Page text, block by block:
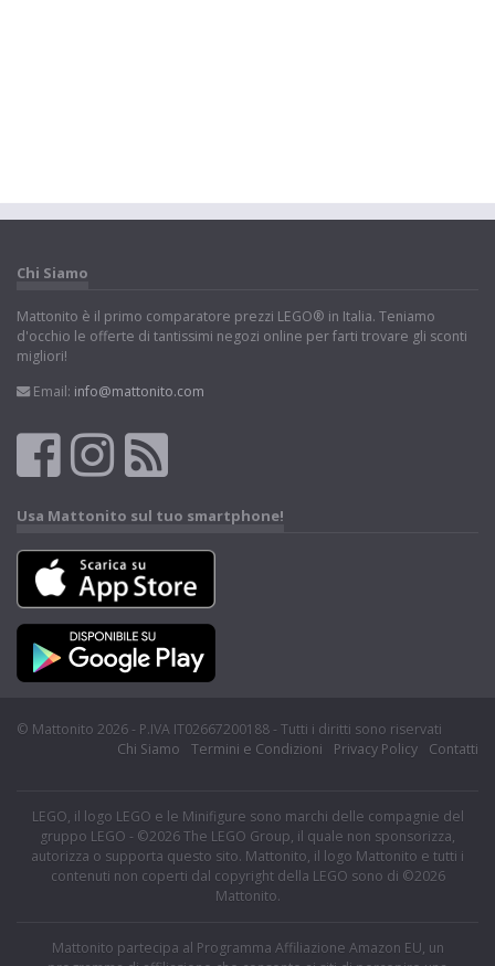
Chi Siamo
Mattonito è il primo comparatore prezzi LEGO® in Italia. Teniamo
d'occhio le offerte di tantissimi negozi online per farti trovare gli sconti
migliori!
Email: info@mattonito.com
Usa Mattonito sul tuo smartphone!
© Mattonito 2026 - P.IVA IT02667200188 - Tutti i diritti sono riservati
Chi Siamo
Termini e Condizioni Privacy Policy Contatti
LEGO, il logo LEGO e le Minifigure sono marchi delle compagnie del
gruppo LEGO - ©2026 The LEGO Group, il quale non sponsorizza,
autorizza o supporta questo sito. Mattonito, il logo Mattonito e tutti i
contenuti non coperti dal copyright della LEGO sono di ©2026
Mattonito.
Mattonito partecipa al Programma Affiliazione Amazon EU, un